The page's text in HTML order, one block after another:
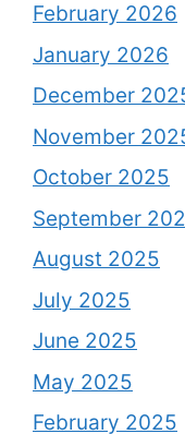
February 2026
January 2026
December
November
October 2025
September
August 2025
July 2025
June 2025
May 2025
February 2025